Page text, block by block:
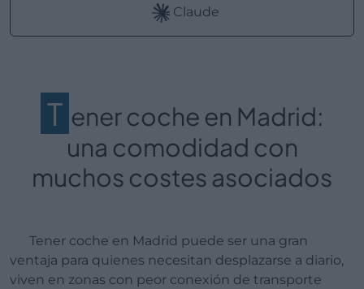
Claude
T ener coche en Madrid:
una comodidad con
muchos costes asociados
Tener coche en Madrid puede ser una gran
ventaja para quienes necesitan desplazarse a diario,
viven en zonas con peor conexión de transporte